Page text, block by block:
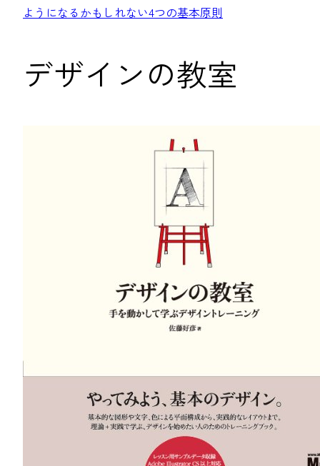
ようになるかもしれない4つの基本原則
デザインの教室